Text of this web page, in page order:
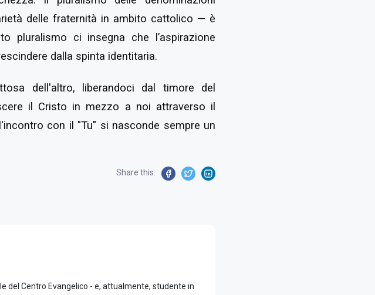
delle fraternità in ambito cattolico — è
pluralismo ci insegna che l’aspirazione
dalla spinta identitaria.
dell'altro, liberandoci dal timore del
il Cristo in mezzo a noi attraverso il
con il "Tu" si nasconde sempre un
Share this:
del Centro Evangelico - e, attualmente, studente in